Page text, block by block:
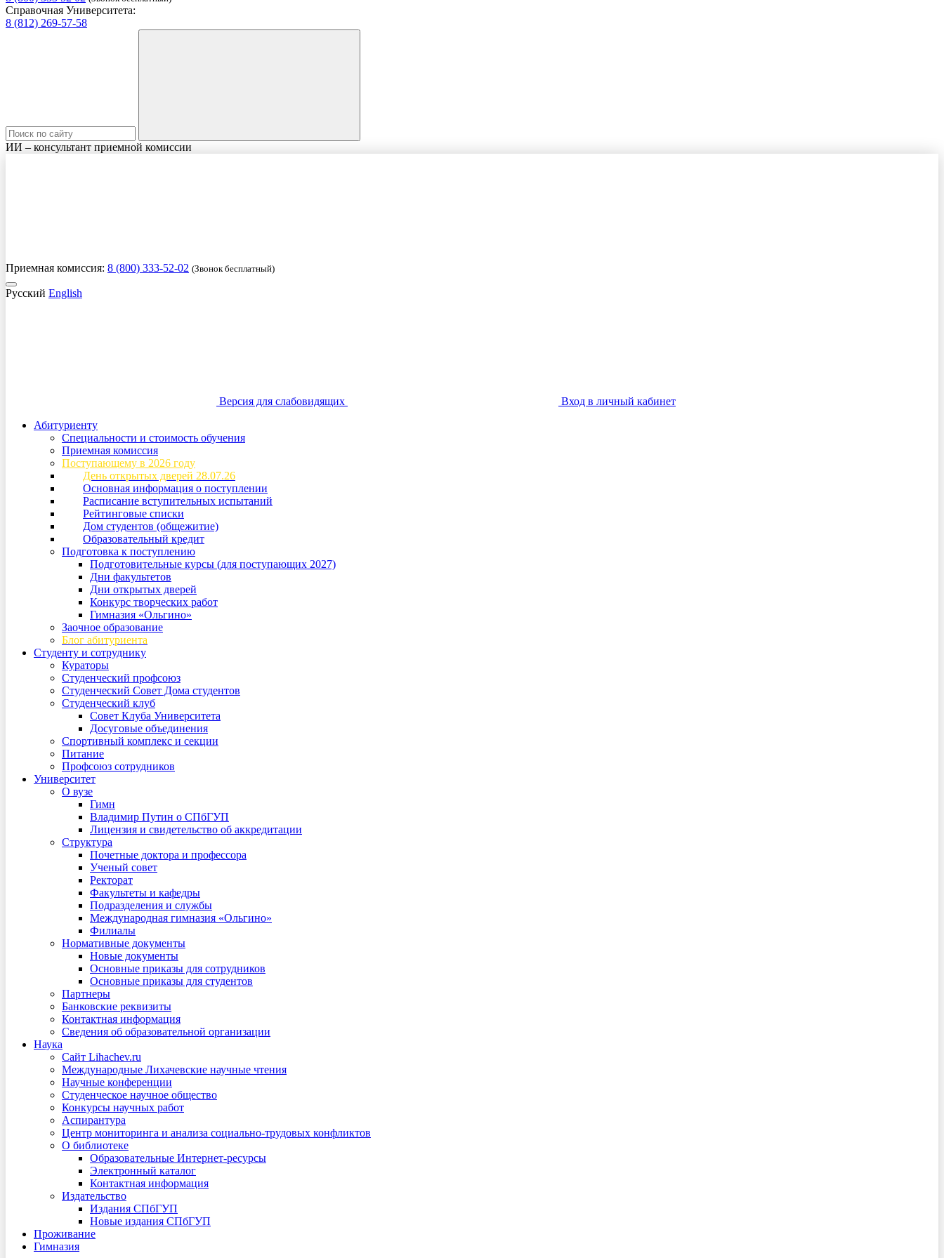
Справочная Университета:
8 (812) 269-57-58
ИИ – консультант приемной комиссии
Приемная комиссия: 8 (800) 333-52-02 (Звонок бесплатный)
Русский English
Версия для слабовидящих
Вход в личный кабинет
Абитуриенту
Специальности и стоимость обучения
Приемная комиссия
Поступающему в 2026 году
День открытых дверей 28.07.26
Основная информация о поступлении
Расписание вступительных испытаний
Рейтинговые списки
Дом студентов (общежитие)
Образовательный кредит
Подготовка к поступлению
Подготовительные курсы (для поступающих 2027)
Дни факультетов
Дни открытых дверей
Конкурс творческих работ
Гимназия «Ольгино»
Заочное образование
Блог абитуриента
Студенту и сотруднику
Кураторы
Студенческий профсоюз
Студенческий Совет Дома студентов
Студенческий клуб
Совет Клуба Университета
Досуговые объединения
Спортивный комплекс и секции
Питание
Профсоюз сотрудников
Университет
О вузе
Гимн
Владимир Путин о СПбГУП
Лицензия и свидетельство об аккредитации
Структура
Почетные доктора и профессора
Ученый совет
Ректорат
Факультеты и кафедры
Подразделения и службы
Международная гимназия «Ольгино»
Филиалы
Нормативные документы
Новые документы
Основные приказы для сотрудников
Основные приказы для студентов
Партнеры
Банковские реквизиты
Контактная информация
Сведения об образовательной организации
Наука
Сайт Lihachev.ru
Международные Лихачевские научные чтения
Научные конференции
Студенческое научное общество
Конкурсы научных работ
Аспирантура
Центр мониторинга и анализа социально-трудовых конфликтов
О библиотеке
Образовательные Интернет-ресурсы
Электронный каталог
Контактная информация
Издательство
Издания СПбГУП
Новые издания СПбГУП
Проживание
Гимназия